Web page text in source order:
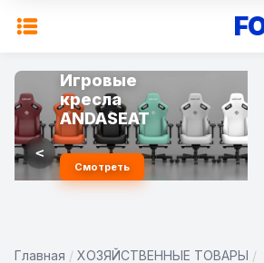
Игровые
кресла
ANDASEAT
Смотреть
<
Главная / ХОЗЯЙСТВЕННЫЕ ТОВАРЫ /